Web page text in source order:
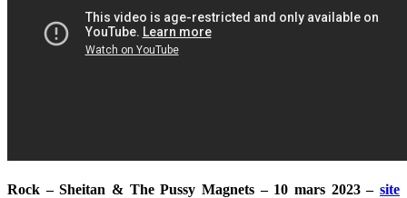
Rock – Sheitan & The Pussy Magnets – 10 mars 2023 – site